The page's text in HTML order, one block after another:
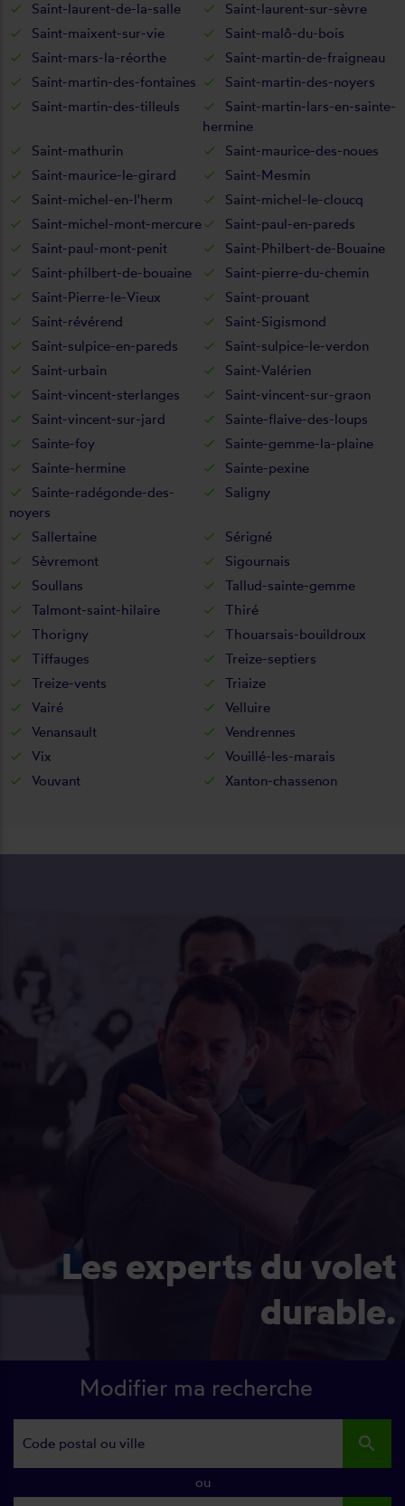
Saint-laurent-de-la-salle
Saint-laurent-sur-sèvre
Saint-maixent-sur-vie
Saint-malô-du-bois
Saint-mars-la-réorthe
Saint-martin-de-fraigneau
Saint-martin-des-fontaines
Saint-martin-des-noyers
Saint-martin-des-tilleuls
Saint-martin-lars-en-sainte-
hermine
Saint-mathurin
Saint-maurice-des-noues
Saint-maurice-le-girard
Saint-Mesmin
Saint-michel-en-l'herm
Saint-michel-le-cloucq
Saint-michel-mont-mercure
Saint-paul-en-pareds
Saint-paul-mont-penit
Saint-Philbert-de-Bouaine
Saint-philbert-de-bouaine
Saint-pierre-du-chemin
Saint-Pierre-le-Vieux
Saint-prouant
Saint-révérend
Saint-Sigismond
Saint-sulpice-en-pareds
Saint-sulpice-le-verdon
Saint-urbain
Saint-Valérien
Saint-vincent-sterlanges
Saint-vincent-sur-graon
Saint-vincent-sur-jard
Sainte-flaive-des-loups
Sainte-foy
Sainte-gemme-la-plaine
Sainte-hermine
Sainte-pexine
Sainte-radégonde-des-
noyers
Saligny
Sallertaine
Sérigné
Sèvremont
Sigournais
Soullans
Tallud-sainte-gemme
Talmont-saint-hilaire
Thiré
Thorigny
Thouarsais-bouildroux
Tiffauges
Treize-septiers
Treize-vents
Triaize
Vairé
Velluire
Venansault
Vendrennes
Vix
Vouillé-les-marais
Vouvant
Xanton-chassenon
Les experts du volet
durable.
Modifier ma recherche
search
ou